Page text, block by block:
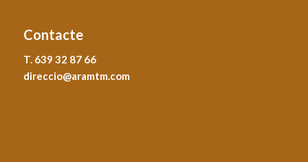
Contacte
T. 639 32 87 66
direccio@aramtm.com